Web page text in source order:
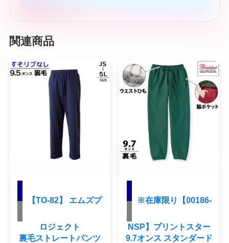
関連商品
【TO-82】 エムズプ
ロジェクト
裏毛ストレートパンツ
※在庫限り【00186-
NSP】プリントスター
9.7オンス スタンダード